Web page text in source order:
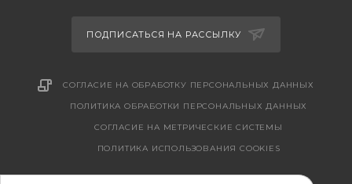
ПОДПИСАТЬСЯ НА РАССЫЛКУ
СОГЛАСИЕ НА ОБРАБОТКУ ПЕРСОНАЛЬНЫХ ДАННЫХ
ПОЛИТИКА ОБРАБОТКИ ПЕРСОНАЛЬНЫХ ДАННЫХ
CОГЛАСИЕ НА МЕТРИЧЕСКИЕ СИСТЕМЫ
ПОЛИТИКА ИСПОЛЬЗОВАНИЯ COOKIES